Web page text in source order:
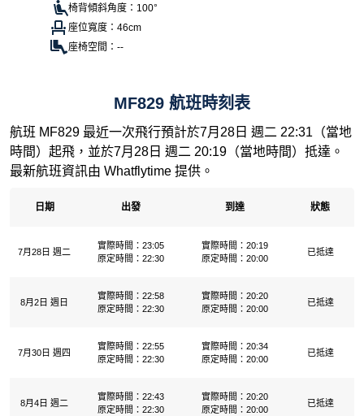
椅背傾斜角度：100°
座位寬度：46cm
座椅空間：--
MF829 航班時刻表
航班 MF829 最近一次飛行預計於7月28日 週二 22:31（當地
時間）起飛，並於7月28日 週二 20:19（當地時間）抵達。
最新航班資訊由 Whatflytime 提供。
日期 出發 到達 狀態
7月28日 週二
實際時間：23:05
原定時間：22:30
實際時間：20:19
原定時間：20:00
已抵達
8月2日 週日
實際時間：22:58
原定時間：22:30
實際時間：20:20
原定時間：20:00
已抵達
7月30日 週四
實際時間：22:55
原定時間：22:30
實際時間：20:34
原定時間：20:00
已抵達
8月4日 週二
實際時間：22:43
原定時間：22:30
實際時間：20:20
原定時間：20:00
已抵達